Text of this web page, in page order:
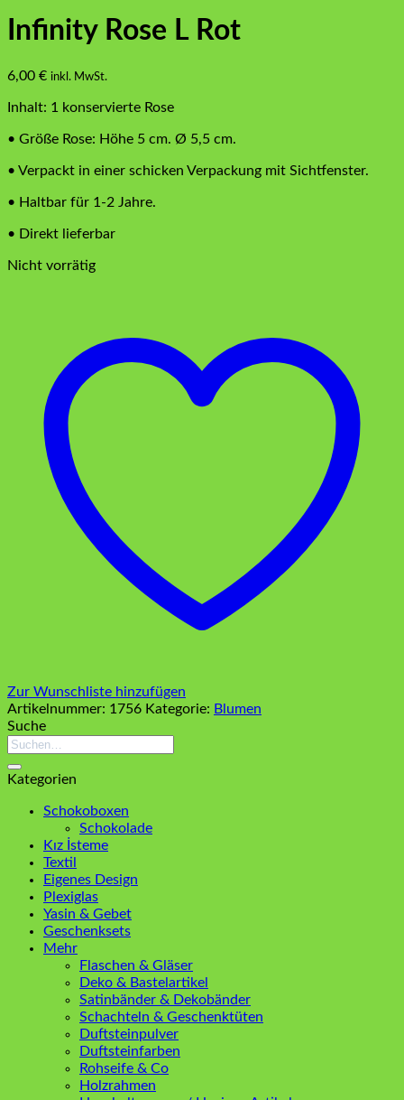
Infinity Rose L Rot
6,00 € inkl. MwSt.
Inhalt: 1 konservierte Rose
• Größe Rose: Höhe 5 cm. Ø 5,5 cm.
• Verpackt in einer schicken Verpackung mit Sichtfenster.
• Haltbar für 1-2 Jahre.
• Direkt lieferbar
Nicht vorrätig
Zur Wunschliste hinzufügen
Artikelnummer: 1756 Kategorie: Blumen
Suche
Suchen
Kategorien
Schokoboxen
Schokolade
Kız İsteme
Textil
Eigenes Design
Plexiglas
Yasin & Gebet
Geschenksets
Mehr
Flaschen & Gläser
Deko & Bastelartikel
Satinbänder & Dekobänder
Schachteln & Geschenktüten
Duftsteinpulver
Duftsteinfarben
Rohseife & Co
Holzrahmen